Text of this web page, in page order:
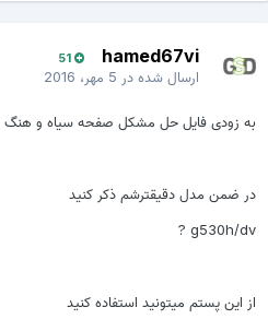
hamed67vi
51
ارسال شده در5 مهر، 2016
به زودی فایل حل مشکل صفحه سیاه و هنگ
در ضمن مدل دقیقترشم ذکر کنید
g530h/dv ?
از این پستم میتونید استفاده کنید